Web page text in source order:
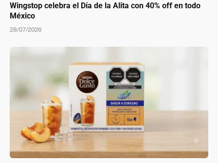
Wingstop celebra el Día de la Alita con 40% off en todo
México
28/07/2026